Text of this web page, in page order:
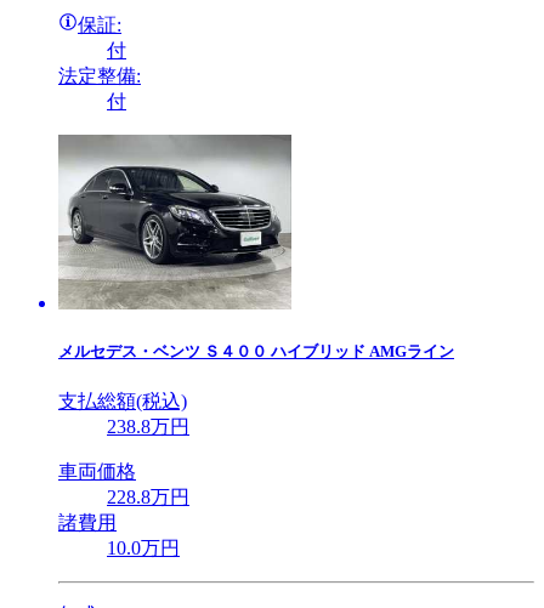
保証:
付
法定整備:
付
メルセデス・ベンツ Ｓ４００ ハイブリッド AMGライン
支払総額(税込)
238.8万円
車両価格
228.8万円
諸費用
10.0万円